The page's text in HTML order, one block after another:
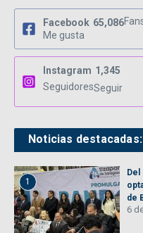
Facebook 65,086
Me gusta
Instagram 1,345
SeguidoresSeguir
Noticias destacadas:
1
de
6